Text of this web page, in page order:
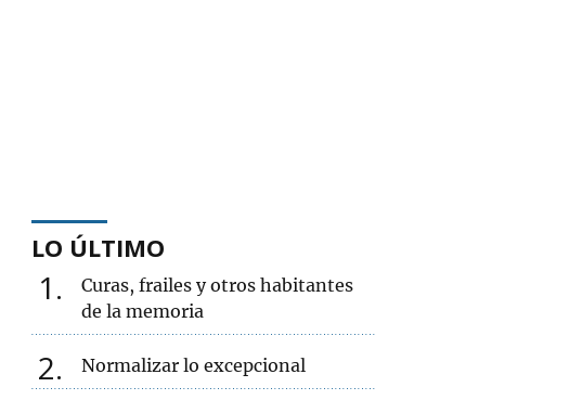
LO ÚLTIMO
1
Curas, frailes y otros habitantes
de la memoria
2 Normalizar lo excepcional